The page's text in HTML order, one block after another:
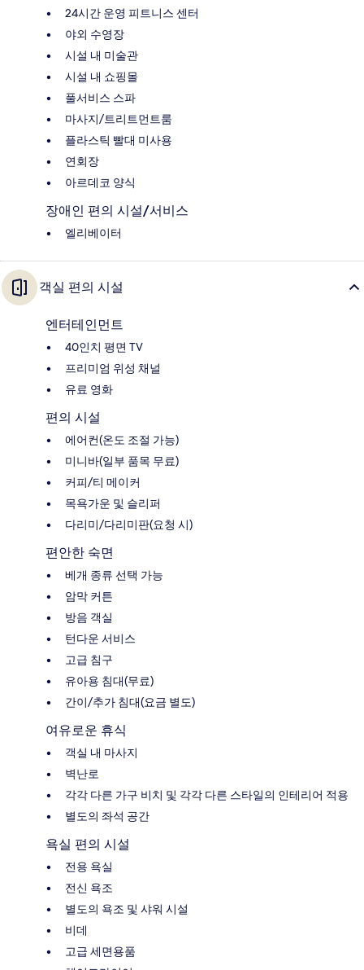
24시간 운영 피트니스 센터
야외 수영장
시설 내 미술관
시설 내 쇼핑몰
풀서비스 스파
마사지/트리트먼트룸
플라스틱 빨대 미사용
연회장
아르데코 양식
장애인 편의 시설/서비스
엘리베이터
객실 편의 시설
엔터테인먼트
40인치 평면 TV
프리미엄 위성 채널
유료 영화
편의 시설
에어컨(온도 조절 가능)
미니바(일부 품목 무료)
커피/티 메이커
목욕가운 및 슬리퍼
다리미/다리미판(요청 시)
편안한 숙면
베개 종류 선택 가능
암막 커튼
방음 객실
턴다운 서비스
고급 침구
유아용 침대(무료)
간이/추가 침대(요금 별도)
여유로운 휴식
객실 내 마사지
벽난로
각각 다른 가구 비치 및 각각 다른 스타일의 인테리어 적용
별도의 좌석 공간
욕실 편의 시설
전용 욕실
전신 욕조
별도의 욕조 및 샤워 시설
비데
고급 세면용품